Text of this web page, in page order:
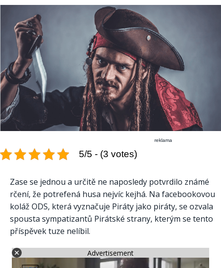
reklama
5/5 - (3 votes)
Zase se jednou a určitě ne naposledy potvrdilo známé
rčení, že potrefená husa nejvíc kejhá. Na facebookovou
koláž ODS, která vyznačuje Piráty jako piráty, se ozvala
spousta sympatizantů Pirátské strany, kterým se tento
příspěvek tuze nelíbil.
Advertisement